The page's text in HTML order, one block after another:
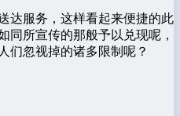
达服务，这样看起来便捷的此
同所宣传的那般予以兑现呢，
们忽视掉的诸多限制呢？